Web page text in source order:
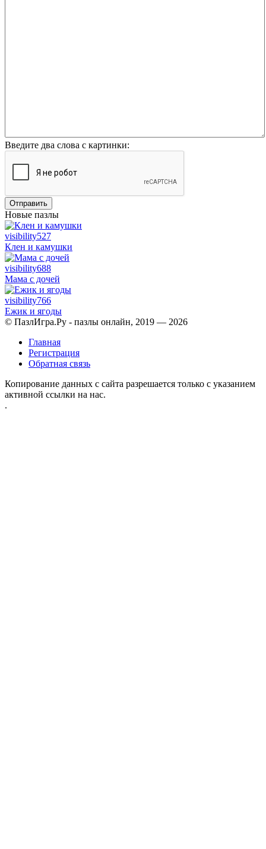
Введите два слова с картинки:
Отправить
Новые пазлы
visibility527
Клен и камушки
visibility688
Мама с дочей
visibility766
Ежик и ягоды
© ПазлИгра.Ру - пазлы онлайн, 2019 — 2026
Главная
Регистрация
Обратная связь
Копирование данных с сайта разрешается только с указанием
активной ссылки на нас.
.